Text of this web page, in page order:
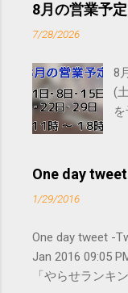
8月の営業予定
7/28/2026
8
(
One day
1/29/2016
One day tweet -
Jan 2016 09:05
「やらせランキ